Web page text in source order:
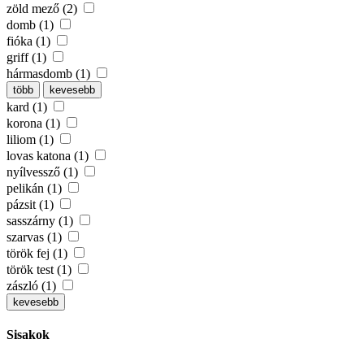
zöld mező (2)
domb (1)
fióka (1)
griff (1)
hármasdomb (1)
több kevesebb
kard (1)
korona (1)
liliom (1)
lovas katona (1)
nyílvessző (1)
pelikán (1)
pázsit (1)
sasszárny (1)
szarvas (1)
török fej (1)
török test (1)
zászló (1)
kevesebb
Sisakok